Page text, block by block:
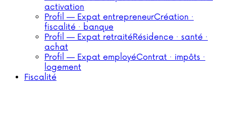
activation
Profil — Expat entrepreneurCréation ·
fiscalité · banque
Profil — Expat retraitéRésidence · santé ·
achat
Profil — Expat employéContrat · impôts ·
logement
Fiscalité